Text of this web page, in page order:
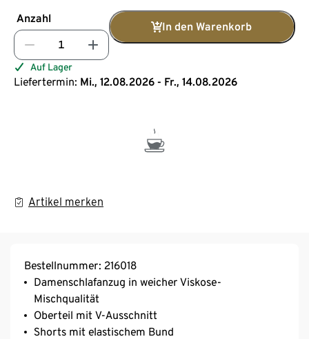
Anzahl
In den Warenkorb
Auf Lager
Liefertermin: Mi., 12.08.2026 - Fr., 14.08.2026
Artikel merken
Bestellnummer: 216018
Damenschlafanzug in weicher Viskose-
Mischqualität
Oberteil mit V-Ausschnitt
Shorts mit elastischem Bund